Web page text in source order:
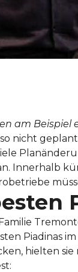
am
nicht
Innerhalb
Piadinas
hielten